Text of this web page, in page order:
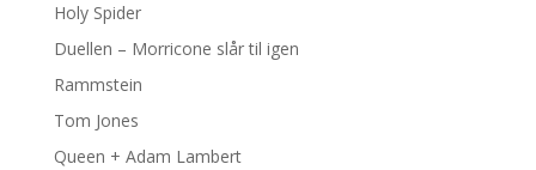
Holy Spider
Duellen – Morricone slår til igen
Rammstein
Tom Jones
Queen + Adam Lambert